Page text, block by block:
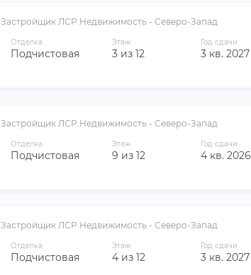
Застройщик ЛСР.Недвижимость - Северо-Запад
Отделка
Подчистовая
Этаж
3 из 12
Год сдачи
3 кв. 2027
Застройщик ЛСР.Недвижимость - Северо-Запад
Отделка
Подчистовая
Этаж
9 из 12
Год сдачи
4 кв. 2026
Застройщик ЛСР.Недвижимость - Северо-Запад
Отделка
Подчистовая
Этаж
4 из 12
Год сдачи
3 кв. 2027